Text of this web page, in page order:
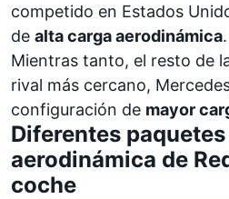
competido en Estados
de alta carga aerodinámica.
Mientras tanto, el resto de
rival más cercano,
configuración de mayor
Diferentes
aerodinámica de
coche